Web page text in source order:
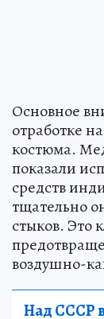
Основное
отработке
костюма.
показали
средств
тщательно
стыков. Это
воздушно-
Над СССР